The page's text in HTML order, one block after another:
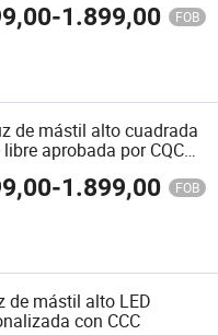
-1.899,00 FOB
de mástil alto cuadrada
aprobada por CQC
-1.899,00 FOB
de mástil alto LED
con CCC